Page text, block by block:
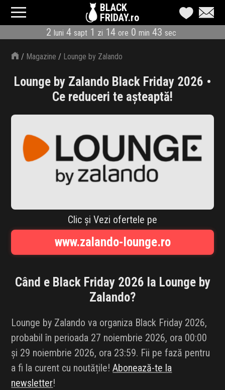
BLACK
FRIDAY.ro
2 luni 4 sapt 1 zi 14 ore 0 min 42 sec
CATEGORII
MAGAZINE
ÎNSCRIE MAGAZIN
LIVE BLOG
REDUCERI
CODURI REDUCERE
CÂND E BLACK FRIDAY
ABONARE NEWSLETTER
INFLUENCER SQUAD
IDEI DE CADOURI
FAVORITE
/ Magazine / Lounge by Zalando
Lounge by Zalando Black Friday 2026 •
Ce reduceri te așteaptă!
Clic și Vezi ofertele pe
www.zalando-lounge.ro
Când e Black Friday 2026 la Lounge by
Zalando?
Lounge by Zalando va organiza Black Friday 2026,
probabil în perioada 27 noiembrie 2026, ora 00:00
și 29 noiembrie 2026, ora 23:59. Fii pe fază pentru
a fi la curent cu noutățile!Abonează-te la
newsletter!